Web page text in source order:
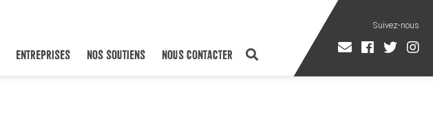
ENTREPRISES NOS SOUTIENS NOUS CONTACTER